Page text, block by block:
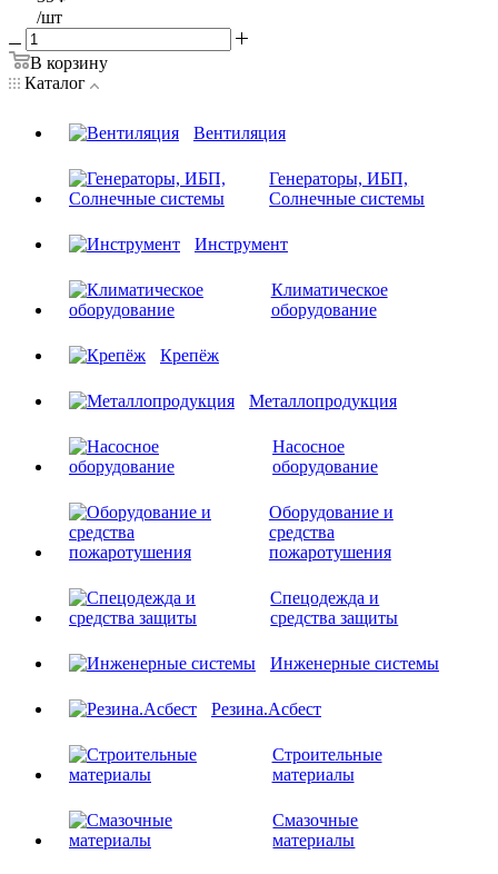
/шт
В корзину
Каталог
Вентиляция
Генераторы, ИБП,
Солнечные системы
Инструмент
Климатическое
оборудование
Крепёж
Металлопродукция
Насосное
оборудование
Оборудование и
средства
пожаротушения
Спецодежда и
средства защиты
Инженерные системы
Резина.Асбест
Строительные
материалы
Смазочные
материалы